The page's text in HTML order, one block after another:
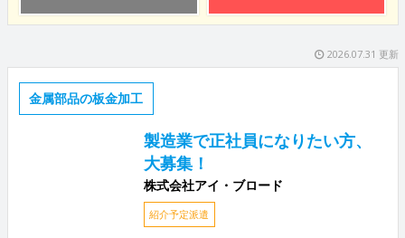
2026.07.31 更新
金属部品の板金加工
製造業で正社員になりたい方、
大募集！
株式会社アイ・ブロード
紹介予定派遣